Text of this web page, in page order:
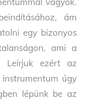
ám
egy bizonyos
ami a
Leírjuk ezért az
úgy
lépünk be az